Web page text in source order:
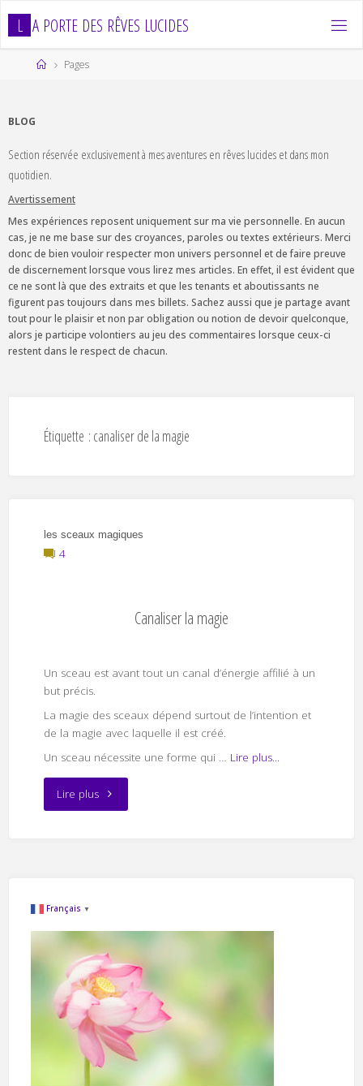
L A PORTE DES RÊVES LUCIDES
HomePages
BLOG
Section réservée exclusivement à mes aventures en rêves lucides et dans mon
quotidien.
Avertissement
Mes expériences reposent uniquement sur ma vie personnelle. En aucun
cas, je ne me base sur des croyances, paroles ou textes extérieurs. Merci
donc de bien vouloir respecter mon univers personnel et de faire preuve
de discernement lorsque vous lirez mes articles. En effet, il est évident que
ce ne sont là que des extraits et que les tenants et aboutissants ne
figurent pas toujours dans mes billets. Sachez aussi que je partage avant
tout pour le plaisir et non par obligation ou notion de devoir quelconque,
alors je participe volontiers au jeu des commentaires lorsque ceux-ci
restent dans le respect de chacun.
Étiquette : canaliser de la magie
les sceaux magiques
4
Canaliser la magie
Un sceau est avant tout un canal d’énergie affilié à un
but précis.
La magie des sceaux dépend surtout de l’intention et
de la magie avec laquelle il est créé.
Un sceau nécessite une forme qui … Lire plus...
Lire plus"les
Français ▼